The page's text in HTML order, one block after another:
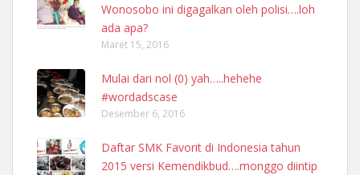
Wonosobo ini digagalkan oleh polisi….loh
ada apa?
Maret 15, 2016
Mulai dari nol (0) yah…..hehehe
#wordadscase
Desember 6, 2016
Daftar SMK Favorit di Indonesia tahun
2015 versi Kemendikbud….monggo diintip